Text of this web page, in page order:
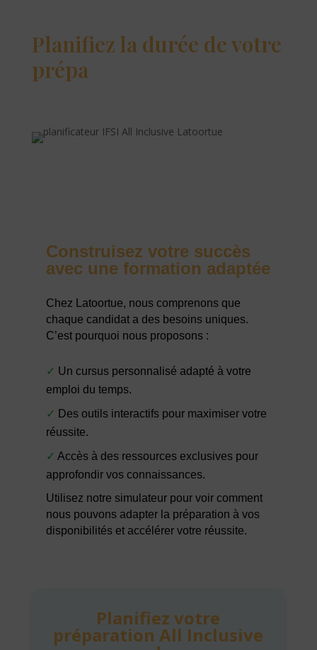
Planifiez la durée de votre
prépa
Construisez votre succès
avec une formation adaptée
Chez Latoortue, nous comprenons que
chaque candidat a des besoins uniques.
C’est pourquoi nous proposons :
✓ Un cursus personnalisé adapté à votre
emploi du temps.
✓ Des outils interactifs pour maximiser votre
réussite.
✓ Accès à des ressources exclusives pour
approfondir vos connaissances.
Utilisez notre simulateur pour voir comment
nous pouvons adapter la préparation à vos
disponibilités et accélérer votre réussite.
Planifiez votre
préparation All Inclusive